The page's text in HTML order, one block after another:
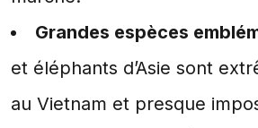
Grandes espèces
et éléphants d’Asie sont
au Vietnam et presque